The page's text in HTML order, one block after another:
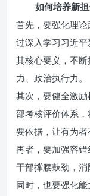
如何培养新担
首先，要强化理
过深入学习习近
其核心要义，不
力、政治执行力。
其次，要健全激
部考核评价体系
要依据，让有为者
再者，要加强容
干部撑腰鼓劲，消
同时，也要强化